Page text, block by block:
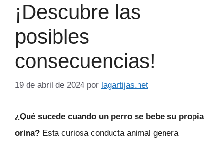
¡Descubre las
posibles
consecuencias!
19 de abril de 2024 por lagartijas.net
¿Qué sucede cuando un perro se bebe su propia
orina? Esta curiosa conducta animal genera